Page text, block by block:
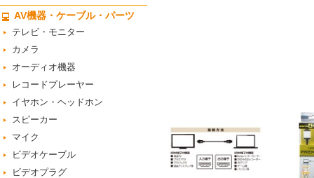
AV機器・ケーブル・パーツ
テレビ・モニター
カメラ
オーディオ機器
レコードプレーヤー
イヤホン・ヘッドホン
スピーカー
マイク
ビデオケーブル
ビデオプラグ